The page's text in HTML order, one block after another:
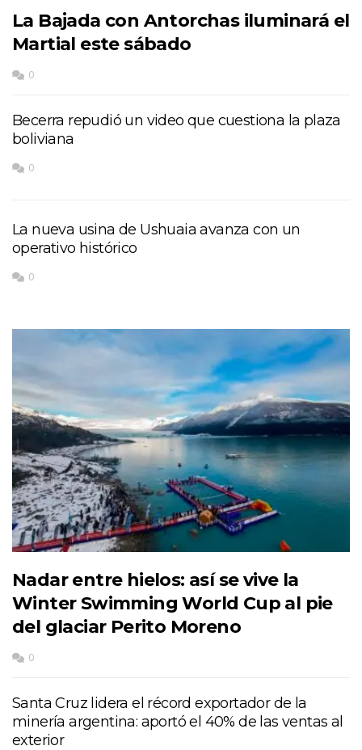
La Bajada con Antorchas iluminará el
Martial este sábado
0
Becerra repudió un video que cuestiona la plaza
boliviana
0
La nueva usina de Ushuaia avanza con un
operativo histórico
0
Nadar entre hielos: así se vive la
Winter Swimming World Cup al pie
del glaciar Perito Moreno
0
Santa Cruz lidera el récord exportador de la
minería argentina: aportó el 40% de las ventas al
exterior